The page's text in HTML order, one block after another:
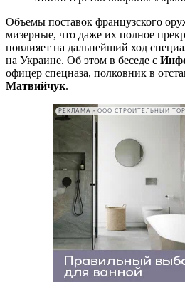
Объемы поставок французского
мизерные, что даже их полное
повлияет на дальнейший ход
на Украине. Об этом в беседе с
офицер спецназа, полковник в
Матвийчук.